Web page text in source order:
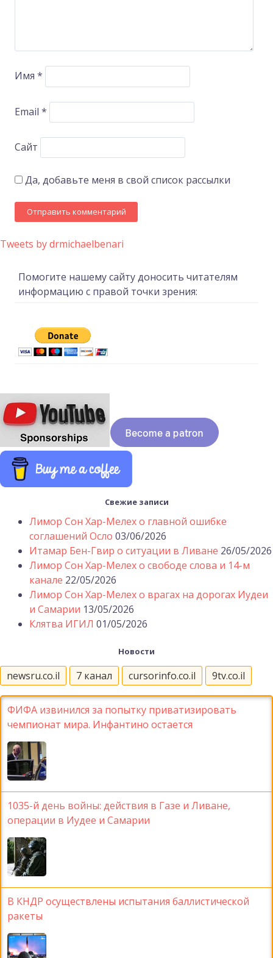
Имя *
Email *
Сайт
Да, добавьте меня в свой список рассылки
Tweets by drmichaelbenari
Помогите нашему сайту доносить читателям
информацию с правой точки зрения:
Свежие записи
Лимор Сон Хар-Мелех о главной ошибке
соглашений Осло 03/06/2026
Итамар Бен-Гвир о ситуации в Ливане 26/05/2026
Лимор Сон Хар-Мелех о свободе слова и 14-м
канале 22/05/2026
Лимор Сон Хар-Мелех о врагах на дорогах Иудеи
и Самарии 13/05/2026
Клятва ИГИЛ 01/05/2026
Новости
newsru.co.il 7 канал cursorinfo.co.il 9tv.co.il
ФИФА извинился за попытку приватизировать
чемпионат мира. Инфантино остается
1035-й день войны: действия в Газе и Ливане,
операции в Иудее и Самарии
В КНДР осуществлены испытания баллистической
ракеты